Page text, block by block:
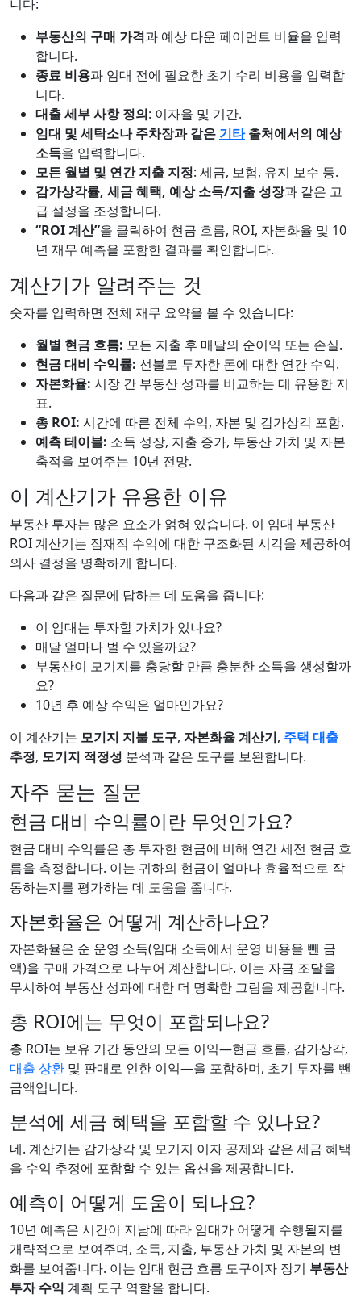
니다:
부동산의 구매 가격과 예상 다운 페이먼트 비율을 입력
합니다.
종료 비용과 임대 전에 필요한 초기 수리 비용을 입력합
니다.
대출 세부 사항 정의: 이자율 및 기간.
임대 및 세탁소나 주차장과 같은 기타출처에서의 예상
소득을 입력합니다.
모든 월별 및 연간 지출 지정: 세금, 보험, 유지 보수 등.
감가상각률, 세금 혜택, 예상 소득/지출 성장과 같은 고
급 설정을 조정합니다.
“ROI 계산”을 클릭하여 현금 흐름, ROI, 자본화율 및 10
년 재무 예측을 포함한 결과를 확인합니다.
계산기가 알려주는 것
숫자를 입력하면 전체 재무 요약을 볼 수 있습니다:
월별 현금 흐름: 모든 지출 후 매달의 순이익 또는 손실.
현금 대비 수익률: 선불로 투자한 돈에 대한 연간 수익.
자본화율: 시장 간 부동산 성과를 비교하는 데 유용한 지
표.
총 ROI: 시간에 따른 전체 수익, 자본 및 감가상각 포함.
예측 테이블: 소득 성장, 지출 증가, 부동산 가치 및 자본
축적을 보여주는 10년 전망.
이 계산기가 유용한 이유
부동산 투자는 많은 요소가 얽혀 있습니다. 이 임대 부동산
ROI 계산기는 잠재적 수익에 대한 구조화된 시각을 제공하여
의사 결정을 명확하게 합니다.
다음과 같은 질문에 답하는 데 도움을 줍니다:
이 임대는 투자할 가치가 있나요?
매달 얼마나 벌 수 있을까요?
부동산이 모기지를 충당할 만큼 충분한 소득을 생성할까
요?
10년 후 예상 수익은 얼마인가요?
이 계산기는 모기지 지불 도구, 자본화율 계산기, 주택 대출
추정, 모기지 적정성 분석과 같은 도구를 보완합니다.
자주 묻는 질문
현금 대비 수익률이란 무엇인가요?
현금 대비 수익률은 총 투자한 현금에 비해 연간 세전 현금 흐
름을 측정합니다. 이는 귀하의 현금이 얼마나 효율적으로 작
동하는지를 평가하는 데 도움을 줍니다.
자본화율은 어떻게 계산하나요?
자본화율은 순 운영 소득(임대 소득에서 운영 비용을 뺀 금
액)을 구매 가격으로 나누어 계산합니다. 이는 자금 조달을
무시하여 부동산 성과에 대한 더 명확한 그림을 제공합니다.
총 ROI에는 무엇이 포함되나요?
총 ROI는 보유 기간 동안의 모든 이익—현금 흐름, 감가상각,
대출 상환 및 판매로 인한 이익—을 포함하며, 초기 투자를 뺀
금액입니다.
분석에 세금 혜택을 포함할 수 있나요?
네. 계산기는 감가상각 및 모기지 이자 공제와 같은 세금 혜택
을 수익 추정에 포함할 수 있는 옵션을 제공합니다.
예측이 어떻게 도움이 되나요?
10년 예측은 시간이 지남에 따라 임대가 어떻게 수행될지를
개략적으로 보여주며, 소득, 지출, 부동산 가치 및 자본의 변
화를 보여줍니다. 이는 임대 현금 흐름 도구이자 장기 부동산
투자 수익 계획 도구 역할을 합니다.